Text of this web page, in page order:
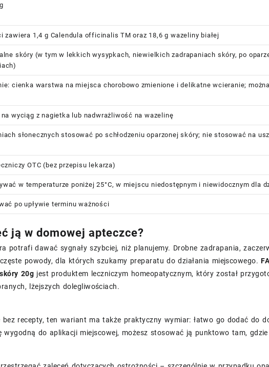
zawiera 1,4 g Calendula officinalis TM oraz 18,6 g wazeliny białej
skóry (w tym w lekkich wysypkach, niewielkich zadrapaniach skóry, po
cienka warstwa na miejsca chorobowo zmienione i delikatne wcieranie;
na wyciąg z nagietka lub nadwrażliwość na wazelinę
słonecznych stosować po schłodzeniu oparzonej skóry; nie stosować na
OTC (bez przepisu lekarza)
w temperaturze poniżej 25°C, w miejscu niedostępnym i niewidocznym dla
po upływie terminu ważności
ją w domowej apteczce?
potrafi dawać sygnały szybciej, niż planujemy. Drobne zadrapania,
powody, dla których szukamy preparatu do działania miejscowego.
20g jest produktem leczniczym homeopatycznym, który został
lżejszych dolegliwościach.
recepty, ten wariant ma także praktyczny wymiar: łatwo go dodać do
wygodną do aplikacji miejscowej, możesz stosować ją punktowo tam,